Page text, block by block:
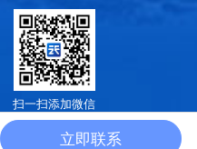
扫一扫添加微信
防爆气象站 ，手持气象站厂家
气象
立即联系